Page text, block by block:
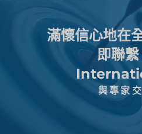
滿懷信心地在
即聯
與專家